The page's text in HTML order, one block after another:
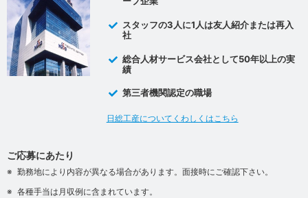
スタッフの3人に1人は友人紹介または再入
社
総合人材サービス会社として50年以上の実
績
第三者機関認定の職場
日総工産についてくわしくはこちら
ご応募にあたり
勤務地により内容が異なる場合があります。面接時にご確認下さい。
各種手当は月収例に含まれています。